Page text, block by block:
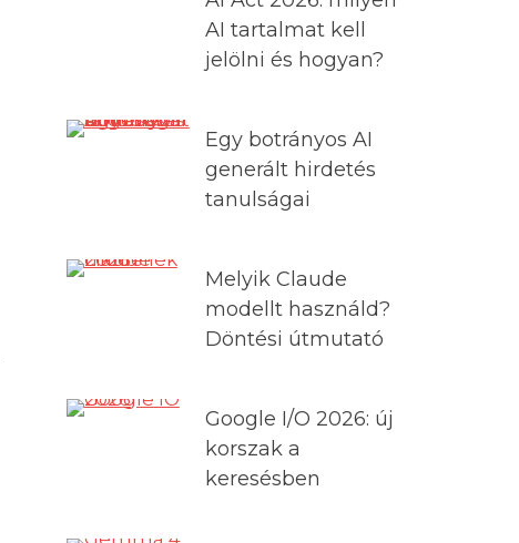
AI tartalmat kell
jelölni és hogyan?
Egy botrányos AI
generált hirdetés
tanulságai
Melyik Claude
modellt használd?
Döntési útmutató
Google I/O 2026: új
korszak a
keresésben